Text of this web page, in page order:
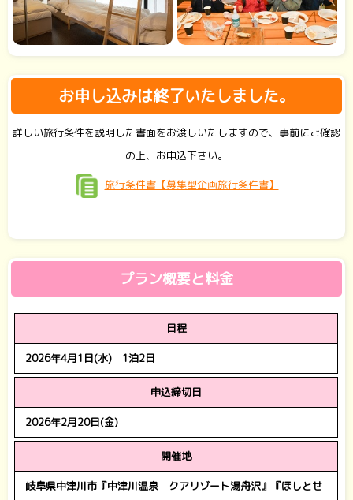
お申し込みは終了いたしました。
詳しい旅行条件を説明した書面をお渡しいたしますので、事前にご確認
の上、お申込下さい。
旅行条件書【募集型企画旅行条件書】
プラン概要と料金
日程
2026年4月1日(水) 1泊2日
申込締切日
2026年2月20日(金)
開催地
岐阜県中津川市『中津川温泉 クアリゾート湯舟沢』『ほしとせ